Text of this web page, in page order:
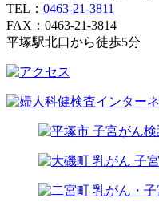
TEL： 0463-21-3811
FAX：0463-21-3814
平塚駅北口から徒歩5分